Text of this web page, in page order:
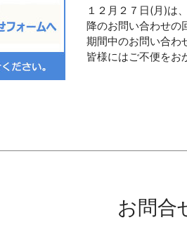
１２月２７日(月)は
降のお問い合わせの
期間中のお問い合わ
皆様にはご不便をお
お問合